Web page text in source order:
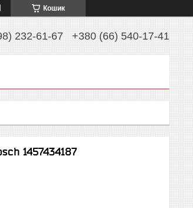
Кошик
232-61-67 +380 (66) 540-17-41
1457434187